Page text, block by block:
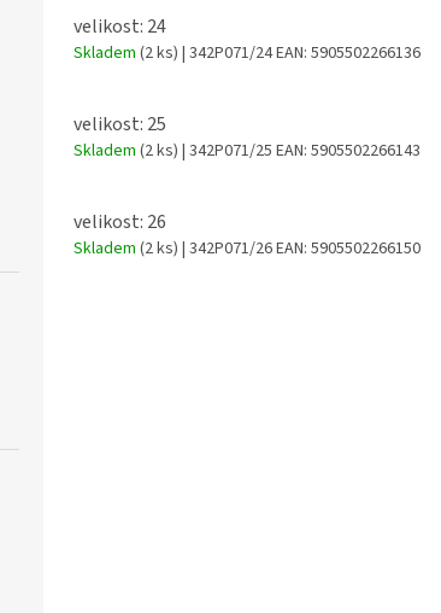
velikost: 24
Skladem (2 ks) | 342P071/24EAN: 5905502266136
velikost: 25
Skladem (2 ks) | 342P071/25 EAN: 5905502266143
velikost: 26
Skladem (2 ks) | 342P071/26EAN: 5905502266150